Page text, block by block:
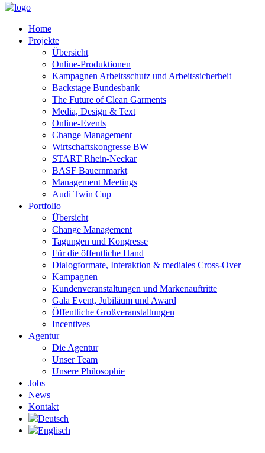
Home
Projekte
Übersicht
Online-Produktionen
Kampagnen Arbeitsschutz und Arbeitssicherheit
Backstage Bundesbank
The Future of Clean Garments
Media, Design & Text
Online-Events
Change Management
Wirtschaftskongresse BW
START Rhein-Neckar
BASF Bauernmarkt
Management Meetings
Audi Twin Cup
Portfolio
Übersicht
Change Management
Tagungen und Kongresse
Für die öffentliche Hand
Dialogformate, Interaktion & mediales Cross-Over
Kampagnen
Kundenveranstaltungen und Markenauftritte
Gala Event, Jubiläum und Award
Öffentliche Großveranstaltungen
Incentives
Agentur
Die Agentur
Unser Team
Unsere Philosophie
Jobs
News
Kontakt